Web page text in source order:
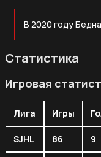
В 2020 году
Статистика
Игровая
Лига Игры
SJHL 86 9